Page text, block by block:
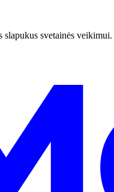
slapukus svetainės